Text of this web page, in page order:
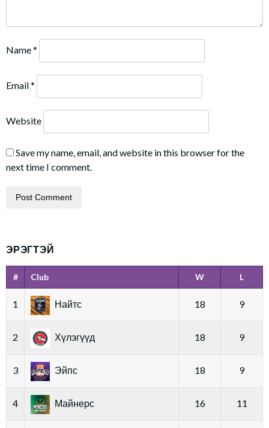
Name*
Email*
Website
Save my name, email, and website in this browser for the
next time I comment.
ЭРЭГТЭЙ
# Club W L
1 Найтс 18 9
2 Хүлэгүүд 18 9
3 Эйпс 18 9
4 Майнерс 16 11